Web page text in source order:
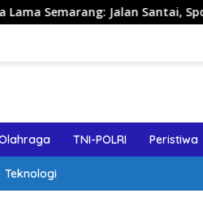
Jalan Santai, Spot Foto, dan
TNI-POLRI Peristiwa
Teknologi